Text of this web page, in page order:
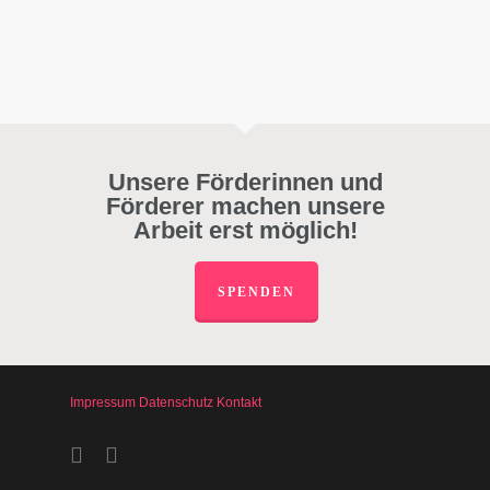
Unsere Förderinnen und
Förderer machen unsere
Arbeit erst möglich!
SPENDEN
Impressum Datenschutz Kontakt
facebookinstagram